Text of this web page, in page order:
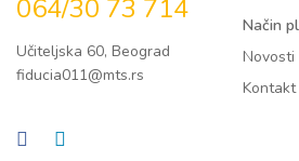
064/30 73 714
Učiteljska 60, Beograd
fiducia011@mts.rs
Način
Novosti
Kontakt